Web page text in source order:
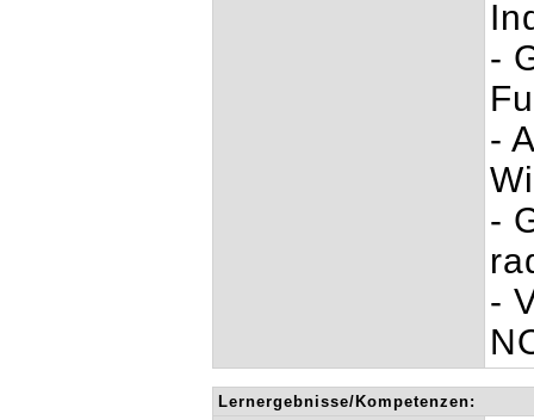
-
-
-
-
Lernergebnisse/Kompetenzen: